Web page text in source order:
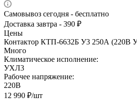
Самовывоз сегодня - бесплатно
Доставка завтра - 390 ₽
Цены
Контактор КТП-6632Б У3 250А (220В
Много
Климатическое исполнение:
УХЛ3
Рабочее напряжение:
220В
12 990 ₽/шт